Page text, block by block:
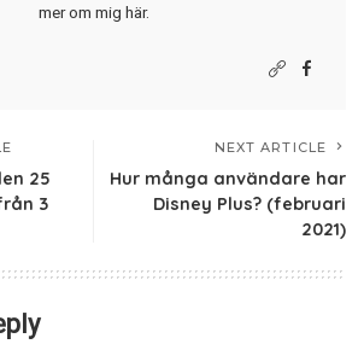
mer om mig här.
25
3
NEXT ARTICLE
Hur många användare har
Disney Plus? (februari
2021)